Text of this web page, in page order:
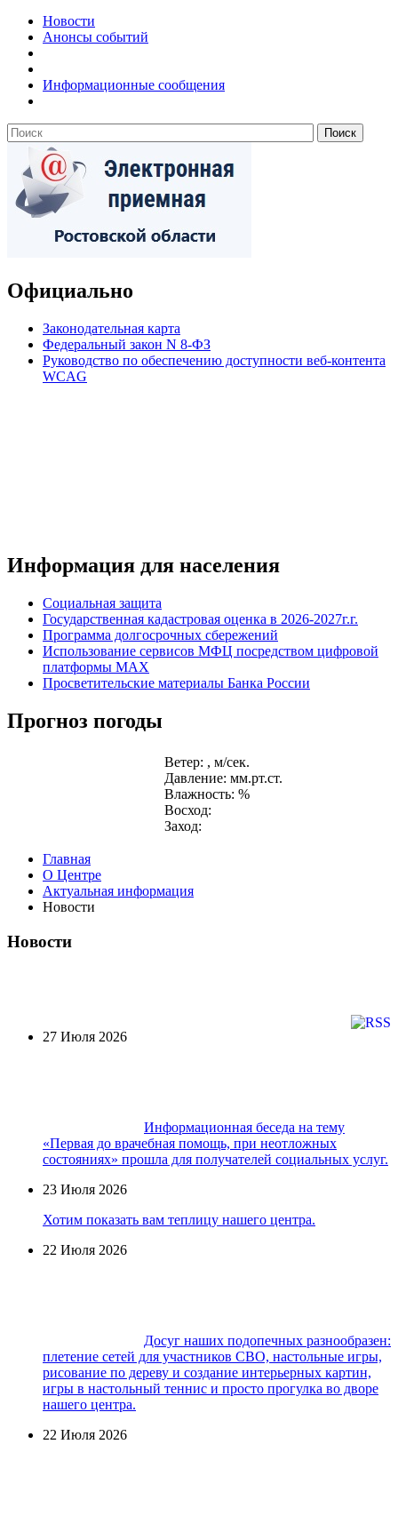
Новости
Анонсы событий
Информационные сообщения
Официально
Законодательная карта
Федеральный закон N 8-ФЗ
Руководство по обеспечению доступности веб-контента
WCAG
Информация для населения
Социальная защита
Государственная кадастровая оценка в 2026-2027г.г.
Программа долгосрочных сбережений
Использование сервисов МФЦ посредством цифровой
платформы MAX
Просветительские материалы Банка России
Прогноз погоды
Ветер: , м/сек.
Давление: мм.рт.ст.
Влажность: %
Восход:
Заход:
Главная
О Центре
Актуальная информация
Новости
Новости
27 Июля 2026
Информационная беседа на тему
«Первая до врачебная помощь, при неотложных
состояниях» прошла для получателей социальных услуг.
23 Июля 2026
Хотим показать вам теплицу нашего центра.
22 Июля 2026
Досуг наших подопечных разнообразен:
плетение сетей для участников СВО, настольные игры,
рисование по дереву и создание интерьерных картин,
игры в настольный теннис и просто прогулка во дворе
нашего центра.
22 Июля 2026